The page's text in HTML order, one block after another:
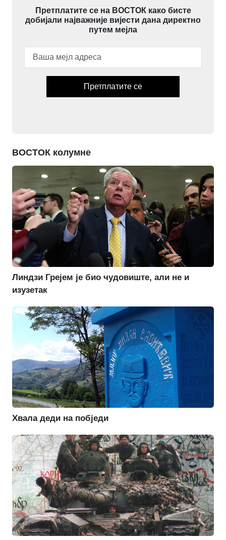
Претплатите се на ВОСТОК како бисте
добијали најважније вијести дана директно
путем мејла
Претплатите се
ВОСТОК колумне
Линдзи Грејем је био чудовиште, али не и
изузетак
Хвала деди на побједи